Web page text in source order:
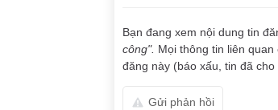
Bạn đang xem nội dung tin
công". Mọi thông tin liên
đăng này (báo xấu, tin đã
Gửi phản hồi